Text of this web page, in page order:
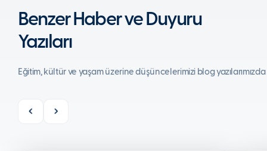
Benzer Haber ve Duyuru
Yazıları
Eğitim, kültür ve yaşam üzerine düşüncelerimizi blog